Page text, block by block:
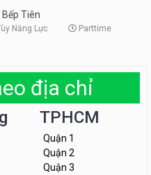
Tiên
Năng Lực Parttime
địa chỉ
TPHCM
Quận 1
Quận 2
Quận 3